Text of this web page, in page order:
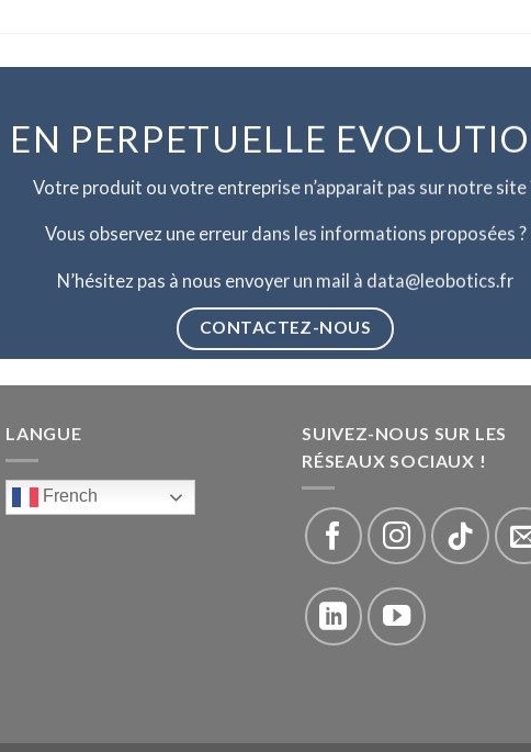
EN PERPETUELLE
Votre produit ou votre entreprise n’apparait pas sur notre site
Vous observez une erreur dans les informations proposées ?
N’hésitez pas à nous envoyer un mail à data@leobotics.fr
CONTACTEZ-NOUS
LANGUE
French
SUIVEZ-NOUS SUR LES
RÉSEAUX SOCIAUX !